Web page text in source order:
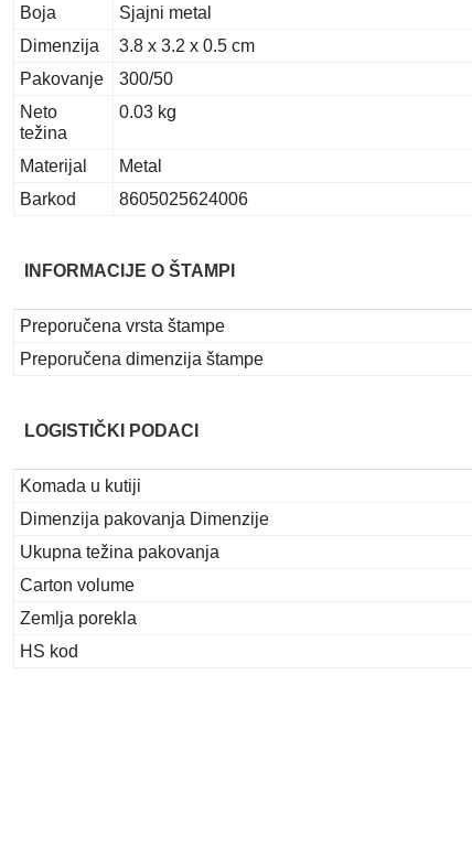
Boja
Sjajni metal
Dimenzija
3.8 x 3.2 x 0.5 cm
Pakovanje
300/50
Neto
težina
0.03 kg
Materijal
Metal
Barkod
8605025624006
INFORMACIJE O ŠTAMPI
Preporučena vrsta štampe
Preporučena dimenzija štampe
LOGISTIČKI PODACI
Komada u kutiji
Dimenzija pakovanja Dimenzije
Ukupna težina pakovanja
Carton volume
Zemlja porekla
HS kod